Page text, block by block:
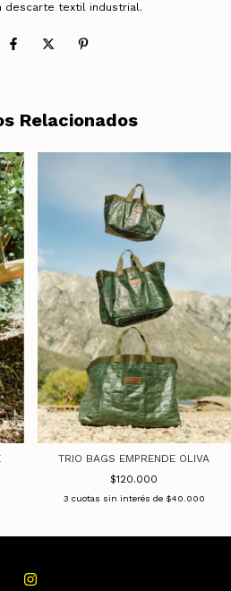
descarte textil industrial.
Relacionados
TRIO BAGS EMPRENDE OLIVA
$120.000
3 cuotas sin interés de $40.000